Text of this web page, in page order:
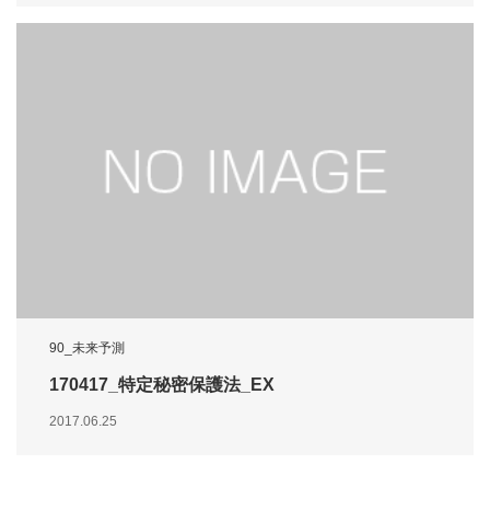
90_未来予測
170417_特定秘密保護法_EX
2017.06.25